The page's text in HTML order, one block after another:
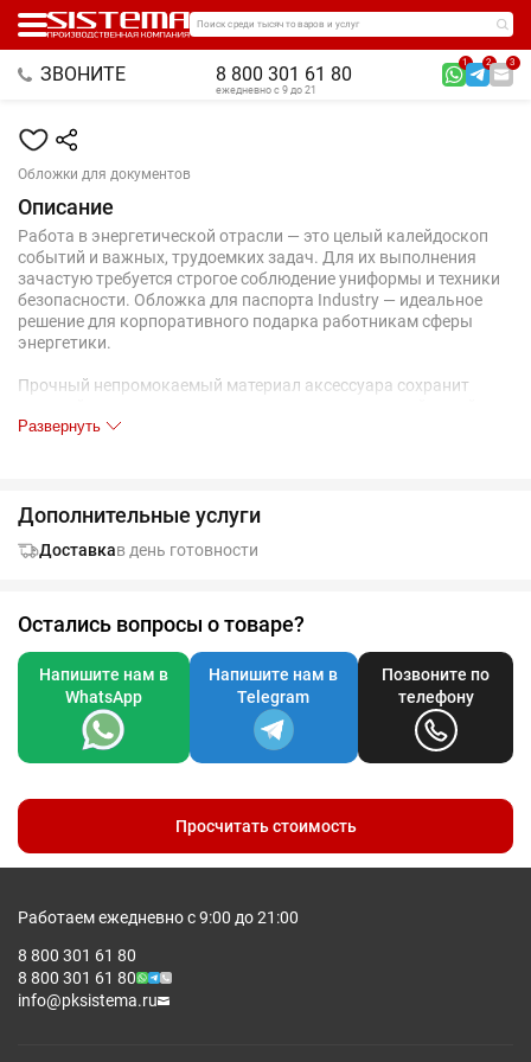
Поиск среди тысяч товаров и услуг
ЗВОНИТЕ 8 800 301 61 80
1 2 3
ежедневно с 9 до 21
Обложки для документов
Описание
Работа в энергетической отрасли — это целый калейдоскоп
событий и важных, трудоемких задач. Для их выполнения
зачастую требуется строгое соблюдение униформы и техники
безопасности. Обложка для паспорта Industry — идеальное
решение для корпоративного подарка работникам сферы
энергетики.
Прочный непромокаемый материал аксессуара сохранит
создаст особую эстетику. В каждой части общего рисунка
Развернуть
Дополнительные услуги
Доставкав день готовности
Остались вопросы о товаре?
Напишите нам в
WhatsApp
Напишите нам в
Telegram
Позвоните по
телефону
Просчитать стоимость
Работаем ежедневно с 9:00 до 21:00
8 800 301 61 80
8 800 301 61 80
info@pksistema.ru